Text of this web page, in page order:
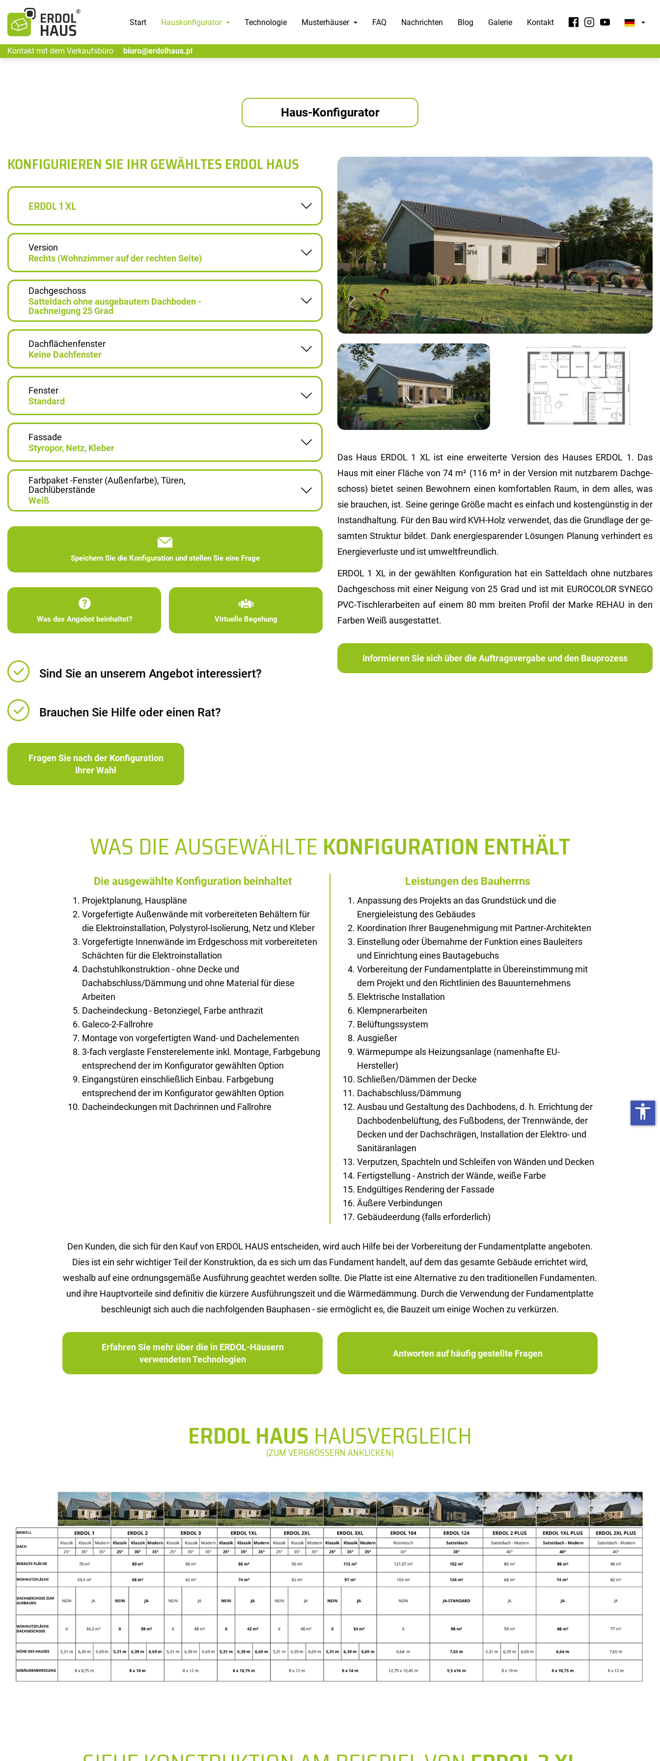
Start Hauskonfigurator Technologie Musterhäuser FAQ Nachrichten Blog Galerie Kontakt
Kontakt mit dem Verkaufsbüro biuro@erdolhaus.pl
Haus-Konfigurator
Das Haus ERDOL 1 XL ist eine er­wei­ter­te Ver­si­on des Hau­ses ERDOL 1. Das
Haus mit einer Flä­che von 74 m² (116 m² in der Ver­si­on mit nutz­ba­rem Dach­ge­
schoss) bie­tet sei­nen Be­woh­nern einen kom­for­ta­blen Raum, in dem alles, was
sie brau­chen, ist. Seine ge­rin­ge Größe macht es ein­fach und kos­ten­güns­tig in der
In­stand­hal­tung. Für den Bau wird KVH-Holz ver­wen­det, das die Grund­la­ge der ge­
sam­ten Struk­tur bil­det. Dank en­er­gie­spa­ren­der Lö­sun­gen Pla­nung ver­hin­dert es
En­er­gie­ver­lus­te und ist um­welt­freund­lich.
ERDOL 1 XL in der ge­wähl­ten Kon­fi­gu­ra­ti­on hat ein Sat­tel­dach ohne nutz­ba­res
Dach­ge­schoss mit einer Nei­gung von 25 Grad und ist mit EU­RO­CO­LOR SYN­EGO
PVC-Tisch­ler­ar­bei­ten auf einem 80 mm brei­ten Pro­fil der Marke REHAU in den
Far­ben Weiß aus­ge­stat­tet.
Informieren Sie sich über die Auftragsvergabe und den Bauprozess
KONFIGURIEREN SIE IHR GEWÄHLTES ERDOL HAUS
ERDOL 1 XL
Version
Rechts (Wohnzimmer auf der rechten Seite)
Dachgeschoss
Satteldach ohne ausgebautem Dachboden -
Dachneigung 25 Grad
Dachflächenfenster
Keine Dachfenster
Fenster
Standard
Fassade
Styropor, Netz, Kleber
Farbpaket -Fenster (Außenfarbe), Türen,
Dachlüberstände
Weiß
Speichern Sie die Konfiguration und stellen Sie eine Frage
Was das Angebot beinhaltet? Virtuelle Begehung
Sind Sie an unserem Angebot interessiert?
Brauchen Sie Hilfe oder einen Rat?
Fragen Sie nach der Konfiguration
Ihrer Wahl
WAS DIE AUSGEWÄHLTE KONFIGURATION ENTHÄLT
Die ausgewählte Konfiguration beinhaltet
Projektplanung, Hauspläne
Vorgefertigte Außenwände mit vorbereiteten Behältern für
die Elektroinstallation, Polystyrol-Isolierung, Netz und Kleber
Vorgefertigte Innenwände im Erdgeschoss mit vorbereiteten
Schächten für die Elektroinstallation
Dachstuhlkonstruktion - ohne Decke und
Dachabschluss/Dämmung und ohne Material für diese
Arbeiten
Dacheindeckung - Betonziegel, Farbe anthrazit
Galeco-2-Fallrohre
Montage von vorgefertigten Wand- und Dachelementen
3-fach verglaste Fensterelemente inkl. Montage, Farbgebung
entsprechend der im Konfigurator gewählten Option
Eingangstüren einschließlich Einbau. Farbgebung
entsprechend der im Konfigurator gewählten Option
Dacheindeckungen mit Dachrinnen und Fallrohre
Leistungen des Bauherrns
Anpassung des Projekts an das Grundstück und die
Energieleistung des Gebäudes
Koordination Ihrer Baugenehmigung mit Partner-Architekten
Einstellung oder Übernahme der Funktion eines Bauleiters
und Einrichtung eines Bautagebuchs
Vorbereitung der Fundamentplatte in Übereinstimmung mit
dem Projekt und den Richtlinien des Bauunternehmens
Elektrische Installation
Klempnerarbeiten
Belüftungssystem
Ausgießer
Wärmepumpe als Heizungsanlage (namenhafte EU-
Hersteller)
Schließen/Dämmen der Decke
Dachabschluss/Dämmung
Ausbau und Gestaltung des Dachbodens, d. h. Errichtung der
Dachbodenbelüftung, des Fußbodens, der Trennwände, der
Decken und der Dachschrägen, Installation der Elektro- und
Sanitäranlagen
Verputzen, Spachteln und Schleifen von Wänden und Decken
Fertigstellung - Anstrich der Wände, weiße Farbe
Endgültiges Rendering der Fassade
Äußere Verbindungen
Gebäudeerdung (falls erforderlich)
Den Kun­den, die sich für den Kauf von ERDOL HAUS ent­schei­den, wird auch Hilfe bei der Vor­be­rei­tung der Fun­da­ment­plat­te an­ge­bo­ten.
Dies ist ein sehr wich­ti­ger Teil der Kon­struk­ti­on, da es sich um das Fun­da­ment han­delt, auf dem das ge­sam­te Ge­bäu­de er­rich­tet wird,
wes­halb auf eine ord­nungs­ge­mä­ße Aus­füh­rung ge­ach­tet wer­den soll­te. Die Plat­te ist eine Al­ter­na­ti­ve zu den tra­di­tio­nel­len Fun­da­men­ten.
und ihre Haupt­vor­tei­le sind de­fi­ni­tiv die kür­ze­re Aus­füh­rungs­zeit und die Wär­me­däm­mung. Durch die Ver­wen­dung der Fun­da­ment­plat­te
be­schleu­nigt sich auch die nach­fol­gen­den Bau­pha­sen - sie er­mög­licht es, die Bau­zeit um ei­ni­ge Wo­chen zu ver­kür­zen.
Erfahren Sie mehr über die in ERDOL-Häusern
verwendeten Technologien
Antworten auf häufig gestellte Fragen
ERDOL HAUS HAUSVERGLEICH
(ZUM VERGRÖSSERN ANKLICKEN)
accessibility